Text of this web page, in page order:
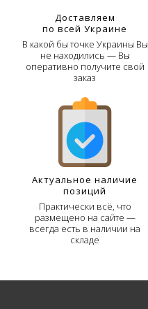
Доставляем
по всей Украине
В какой бы точке Украины Вы
не находились — Вы
оперативно получите свой
заказ
Актуальное наличие
позиций
Практически всё, что
размещено на сайте —
всегда есть в наличии на
складе